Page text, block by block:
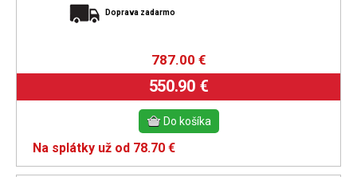
Doprava zadarmo
787.00 €
550.90 €
Na splátky už od 78.70 €